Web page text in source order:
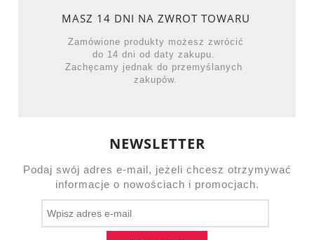
MASZ 14 DNI NA ZWROT TOWARU
Zamówione produkty możesz zwrócić
do 14 dni od daty zakupu.
Zachęcamy jednak do przemyślanych
zakupów.
NEWSLETTER
Podaj swój adres e-mail, jeżeli chcesz otrzymywać
informacje o nowościach i promocjach.